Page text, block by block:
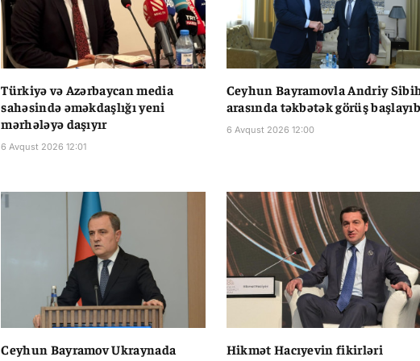
Türkiyə və Azərbaycan media
sahəsində əməkdaşlığı yeni
mərhələyə daşıyır
6 Avqust 2026 12:01
Ceyhun Bayramovla Andriy
arasında təkbətək görüş başlayıb
6 Avqust 2026 12:00
Ceyhun Bayramov Ukraynada
Hikmət Hacıyevin fikirləri